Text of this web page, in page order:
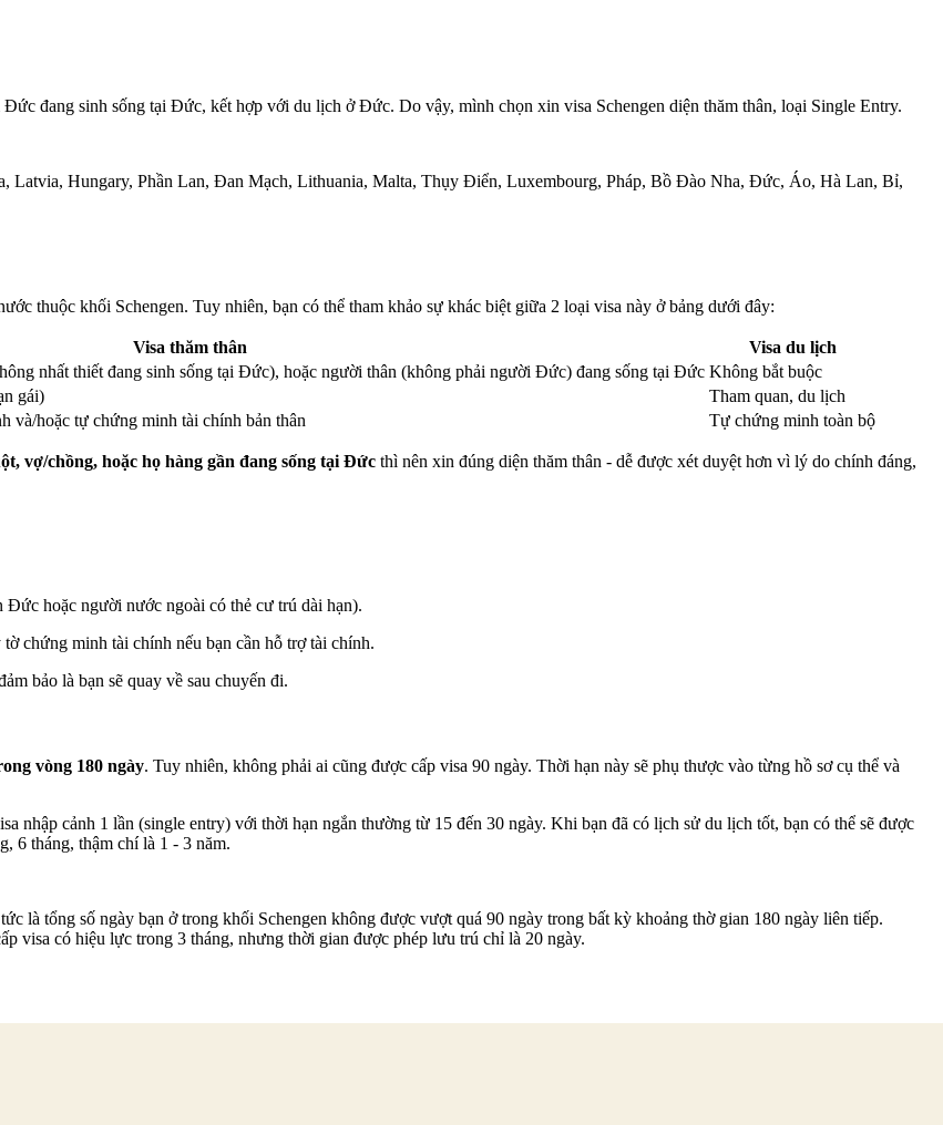
đang sinh sống tại Đức, kết hợp với du lịch ở Đức. Do vậy, mình chọn xin visa Schengen diện thăm thân, loại Single Entry.
Latvia, Hungary, Phần Lan, Đan Mạch, Lithuania, Malta, Thụy Điển, Luxembourg, Pháp, Bồ Đào Nha, Đức, Áo, Hà Lan, Bỉ,
thuộc khối Schengen. Tuy nhiên, bạn có thể tham khảo sự khác biệt giữa 2 loại visa này ở bảng dưới đây:
Visa thăm thân
Visa du lịch
nhất thiết đang sinh sống tại Đức), hoặc người thân (không phải người Đức) đang sống tại Đức Không bắt buộc
gái)
Tham quan, du lịch
và/hoặc tự chứng minh tài chính bản thân Tự chứng minh toàn bộ
vợ/chồng, hoặc họ hàng gần đang sống tại Đức thì nên xin đúng diện thăm thân - dễ được xét duyệt hơn vì lý do chính đáng,
hoặc người nước ngoài có thẻ cư trú dài hạn).
chứng minh tài chính nếu bạn cần hỗ trợ tài chính.
bảo là bạn sẽ quay về sau chuyến đi.
vòng 180 ngày. Tuy nhiên, không phải ai cũng được cấp visa 90 ngày. Thời hạn này sẽ phụ thược vào từng hồ sơ cụ thể và
nhập cảnh 1 lần (single entry) với thời hạn ngắn thường từ 15 đến 30 ngày. Khi bạn đã có lịch sử du lịch tốt, bạn có thể sẽ được
6 tháng, thậm chí là 1 - 3 năm.
là tổng số ngày bạn ở trong khối Schengen không được vượt quá 90 ngày trong bất kỳ khoảng thờ gian 180 ngày liên tiếp.
visa có hiệu lực trong 3 tháng, nhưng thời gian được phép lưu trú chỉ là 20 ngày.